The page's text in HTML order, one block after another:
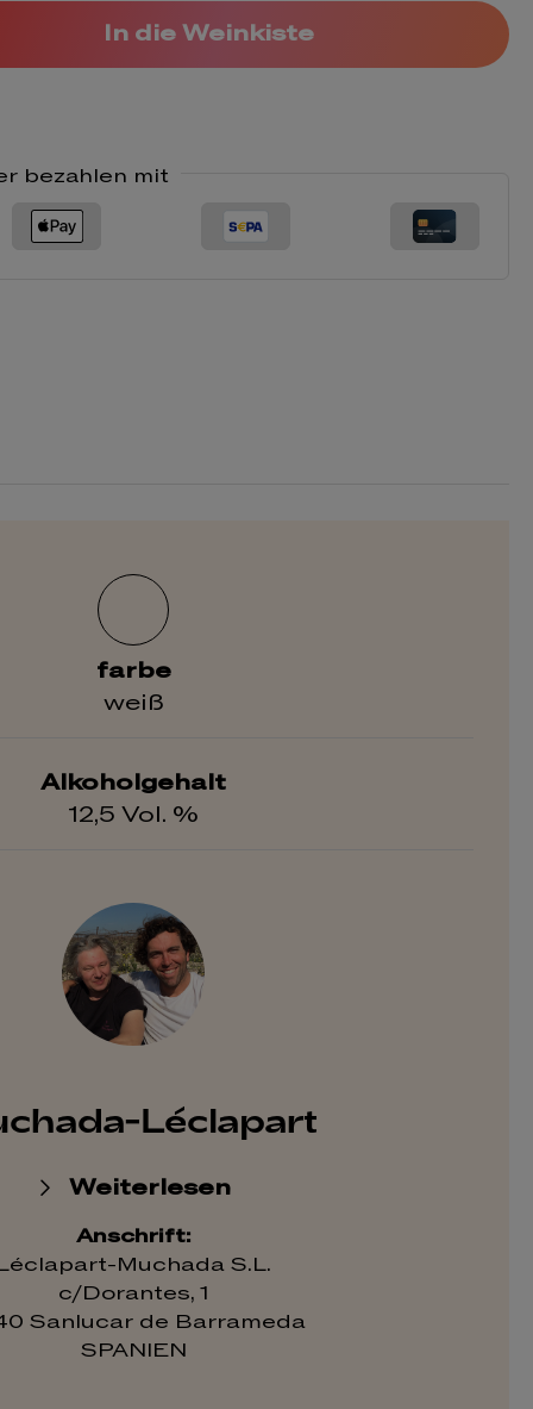
gewünschten Wert ein oder
In die Weinkiste
bezahlen mit
farbe
weiß
Alkoholgehalt
12,5 Vol. %
Léclapart
Weiterlesen
Anschrift:
Muchada S.L.
c/Dorantes, 1
Sanlucar de Barrameda
SPANIEN